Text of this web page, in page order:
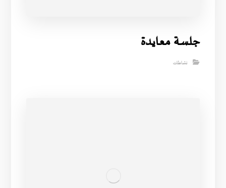
جلسة معايدة
نشاطات